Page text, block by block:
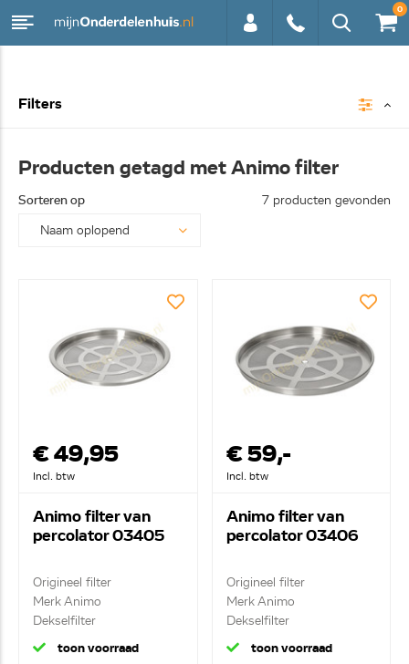
0
Filters
Producten getagd met Animo filter
Sorteren op 7 producten gevonden
€ 49,95
Incl. btw
Animo filter van
percolator 03405
Origineel filter
Merk Animo
Dekselfilter
toon voorraad
€ 59,-
Incl. btw
Animo filter van
percolator 03406
Origineel filter
Merk Animo
Dekselfilter
toon voorraad